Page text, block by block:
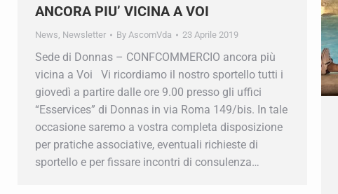
ANCORA PIU’ VICINA A VOI
News, Newsletter By AscomVda 23 Aprile 2019
Sede di Donnas – CONFCOMMERCIO ancora più
vicina a Voi Vi ricordiamo il nostro sportello tutti i
giovedì a partire dalle ore 9.00 presso gli uffici
“Esservices” di Donnas in via Roma 149/bis. In tale
occasione saremo a vostra completa disposizione
per pratiche associative, eventuali richieste di
sportello e per fissare incontri di consulenza…